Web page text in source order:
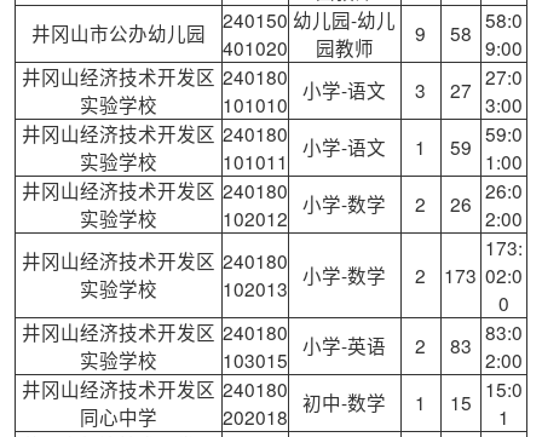
井冈山市公办幼儿园
240150
401020
幼儿园-幼儿
园教师
9 58 58:0
9:00
井冈山经济技术开发区
实验学校
240180
101010
小学-语文 3 27 27:0
3:00
井冈山经济技术开发区
实验学校
240180
101011
小学-语文 1 59 59:0
1:00
井冈山经济技术开发区
实验学校
240180
102012
小学-数学 2 26 26:0
2:00
井冈山经济技术开发区
实验学校
240180
102013
小学-数学 2 173
173:
02:0
0
井冈山经济技术开发区
实验学校
240180
103015
小学-英语 2 83 83:0
2:00
井冈山经济技术开发区
同心中学
240180
202018
初中-数学 1 15 15:0
1